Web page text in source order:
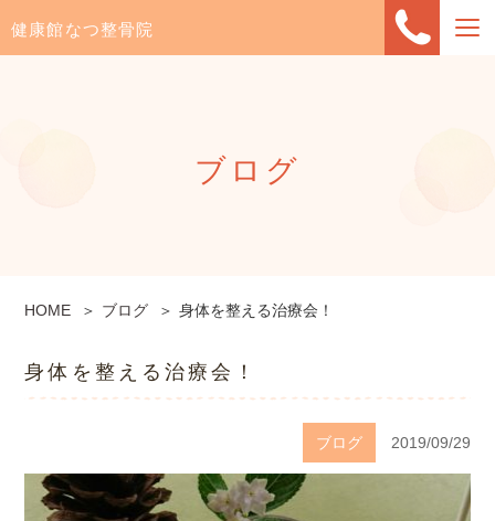
健康館なつ整骨院
ブログ
HOME ブログ 身体を整える治療会！
身体を整える治療会！
ブログ 2019/09/29